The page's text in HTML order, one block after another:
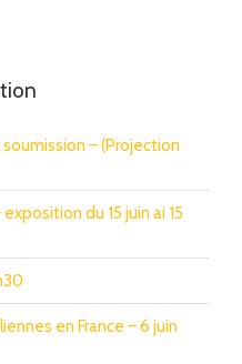
– (Projection
du 15 juin ai 15
en France – 6 juin